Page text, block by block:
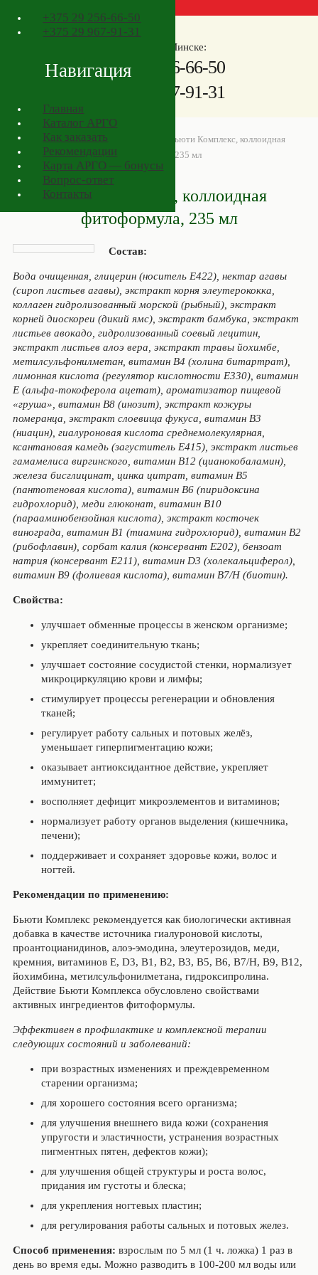
+375 29 256-66-50
+375 29 967-91-31
Навигация
Главная
Каталог АРГО
Как заказать
Рекомендации
Карта АРГО — бонусы
Вопрос-ответ
Контакты
Телефоны в Минске:
+37529 256-66-50
29 967-91-31
АРГО в Минске>Товары АРГО
Бьюти Комплекс, коллоидная
фитоформула, 235 мл
Бьюти Комплекс, коллоидная
фитоформула, 235 мл
Состав:
Вода очищенная, глицерин (носитель Е422), нектар агавы
(сироп листьев агавы), экстракт корня элеутерококка,
коллаген гидролизованный морской (рыбный), экстракт
корней диоскореи (дикий ямс), экстракт бамбука, экстракт
листьев авокадо, гидролизованный соевый лецитин,
экстракт листьев алоэ вера, экстракт травы йохимбе,
метилсульфонилметан, витамин В4 (холина битартрат),
лимонная кислота (регулятор кислотности Е330), витамин
Е (альфа-токоферола ацетат), ароматизатор пищевой
«груша», витамин В8 (инозит), экстракт кожуры
померанца, экстракт слоевища фукуса, витамин В3
(ниацин), гиалуроновая кислота среднемолекулярная,
ксантановая камедь (загуститель Е415), экстракт листьев
гамамелиса виргинского, витамин В12 (цианокобаламин),
железа бисглицинат, цинка цитрат, витамин В5
(пантотеновая кислота), витамин В6 (пиридоксина
гидрохлорид), меди глюконат, витамин В10
(парааминобензойная кислота), экстракт косточек
винограда, витамин В1 (тиамина гидрохлорид), витамин В2
(рибофлавин), сорбат калия (консервант Е202), бензоат
натрия (консервант Е211), витамин D3 (холекальциферол),
витамин В9 (фолиевая кислота), витамин В7/Н (биотин).
Свойства:
улучшает обменные процессы в женском организме;
укрепляет соединительную ткань;
улучшает состояние сосудистой стенки, нормализует
микроциркуляцию крови и лимфы;
стимулирует процессы регенерации и обновления
тканей;
регулирует работу сальных и потовых желёз,
уменьшает гиперпигментацию кожи;
оказывает антиоксидантное действие, укрепляет
иммунитет;
восполняет дефицит микроэлементов и витаминов;
нормализует работу органов выделения (кишечника,
печени);
поддерживает и сохраняет здоровье кожи, волос и
ногтей.
Рекомендации по применению:
Бьюти Комплекс рекомендуется как биологически активная
добавка в качестве источника гиалуроновой кислоты,
проантоцианидинов, алоэ-эмодина, элеутерозидов, меди,
кремния, витаминов Е, D3, В1, В2, В3, В5, В6, В7/Н, В9, В12,
йохимбина, метилсульфонилметана, гидроксипролина.
Действие Бьюти Комплекса обусловлено свойствами
активных ингредиентов фитоформулы.
Эффективен в профилактике и комплексной терапии
следующих состояний и заболеваний:
при возрастных изменениях и преждевременном
старении организма;
для хорошего состояния всего организма;
для улучшения внешнего вида кожи (сохранения
упругости и эластичности, устранения возрастных
пигментных пятен, дефектов кожи);
для улучшения общей структуры и роста волос,
придания им густоты и блеска;
для укрепления ногтевых пластин;
для регулирования работы сальных и потовых желез.
Способ применения: взрослым по 5 мл (1 ч. ложка) 1 раз в
день во время еды. Можно разводить в 100-200 мл воды или